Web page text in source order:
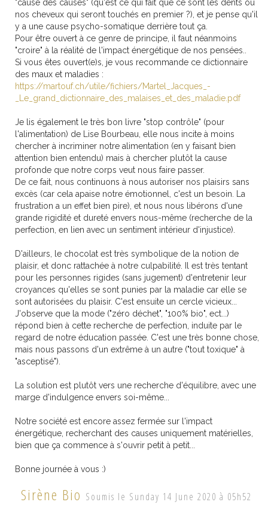
"cause des causes" (qu'est ce qui fait que ce sont les dents ou
nos cheveux qui seront touchés en premier ?), et je pense qu'il
y a une cause psycho-somatique derrière tout ça.
Pour être ouvert à ce genre de principe, il faut néanmoins
"croire" à la réalité de l'impact énergétique de nos pensées..
Si vous êtes ouvert(e)s, je vous recommande ce dictionnaire
des maux et maladies :
https://martouf.ch/utile/fichiers/Martel_Jacques_-
_Le_grand_dictionnaire_des_malaises_et_des_maladie.pdf
Je lis également le très bon livre "stop contrôle" (pour
l'alimentation) de Lise Bourbeau, elle nous incite à moins
chercher à incriminer notre alimentation (en y faisant bien
attention bien entendu) mais à chercher plutôt la cause
profonde que notre corps veut nous faire passer.
De ce fait, nous continuons à nous autoriser nos plaisirs sans
excès (car cela apaise notre émotionnel, c'est un besoin. La
frustration a un effet bien pire), et nous nous libérons d'une
grande rigidité et dureté envers nous-même (recherche de la
perfection, en lien avec un sentiment intérieur d'injustice).
D'ailleurs, le chocolat est très symbolique de la notion de
plaisir, et donc rattachée à notre culpabilité. Il est très tentant
pour les personnes rigides (sans jugement) d'entretenir leur
croyances qu'elles se sont punies par la maladie car elle se
sont autorisées du plaisir. C'est ensuite un cercle vicieux...
J'observe que la mode ("zéro déchet", "100% bio", ect...)
répond bien à cette recherche de perfection, induite par le
regard de notre éducation passée. C'est une très bonne chose,
mais nous passons d'un extrême à un autre ("tout toxique" à
"asceptisé").
La solution est plutôt vers une recherche d'équilibre, avec une
marge d'indulgence envers soi-même...
Notre société est encore assez fermée sur l'impact
énergétique, recherchant des causes uniquement matérielles,
bien que ça commence à s'ouvrir petit à petit...
Bonne journée à vous :)
Sirène Bio Soumis le Sunday 14 June 2020 à 05h52